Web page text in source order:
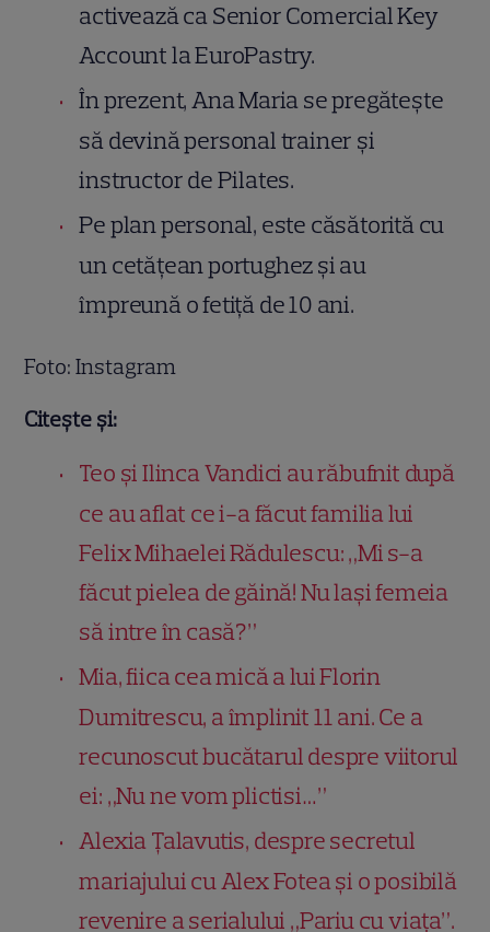
activează ca Senior Comercial Key
Account la EuroPastry.
În prezent, Ana Maria se pregătește
să devină personal trainer și
instructor de Pilates.
Pe plan personal, este căsătorită cu
un cetățean portughez și au
împreună o fetiță de 10 ani.
Foto: Instagram
Citește și:
Teo și Ilinca Vandici au răbufnit după
ce au aflat ce i-a făcut familia lui
Felix Mihaelei Rădulescu: „Mi s-a
făcut pielea de găină! Nu lași femeia
să intre în casă?”
Mia, fiica cea mică a lui Florin
Dumitrescu, a împlinit 11 ani. Ce a
recunoscut bucătarul despre viitorul
ei: „Nu ne vom plictisi…”
Alexia Țalavutis, despre secretul
mariajului cu Alex Fotea și o posibilă
revenire a serialului „Pariu cu viața”.